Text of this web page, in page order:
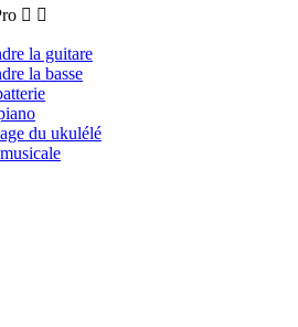
 
la guitare
la basse
du ukulélé